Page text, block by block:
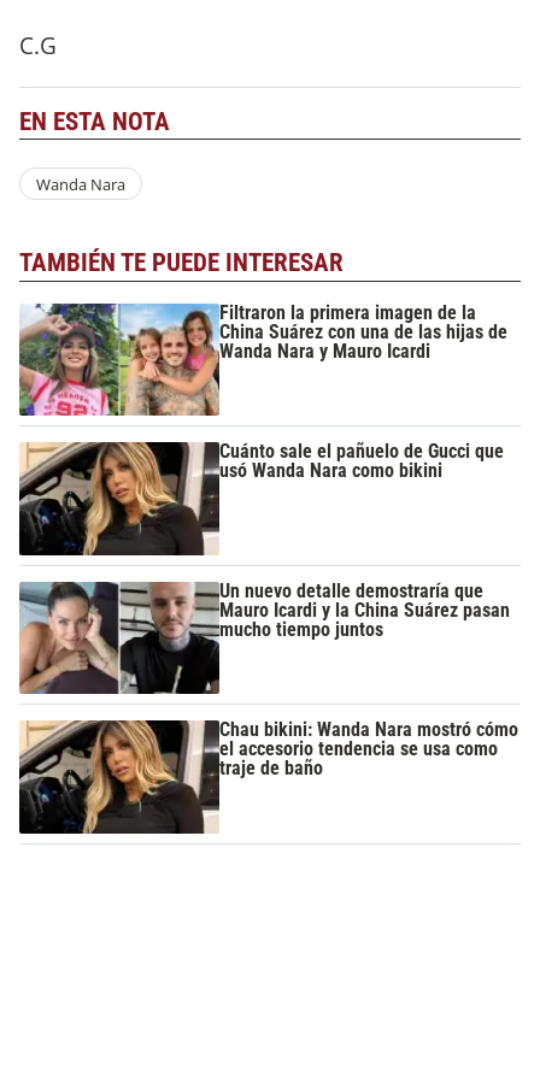
C.G
EN ESTA NOTA
Wanda Nara
TAMBIÉN TE PUEDE INTERESAR
Filtraron la primera imagen de la
China Suárez con una de las hijas de
Wanda Nara y Mauro Icardi
Cuánto sale el pañuelo de Gucci que
usó Wanda Nara como bikini
Un nuevo detalle demostraría que
Mauro Icardi y la China Suárez pasan
mucho tiempo juntos
Chau bikini: Wanda Nara mostró cómo
el accesorio tendencia se usa como
traje de baño